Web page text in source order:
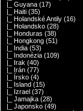
|_ Guyana (17)
|_ Haiti (35)
|_ Holandské Antily (16)
|_ Holandsko (28)
|_ Honduras (38)
|_ Hongkong (51)
|_ India (53)
|_ Indonézia (109)
|_ Irak (40)
|_ Irán (77)
|_ Írsko (4)
|_ Island (15)
|_ Izrael (37)
|_ Jamajka (28)
|_ Japonsko (49)